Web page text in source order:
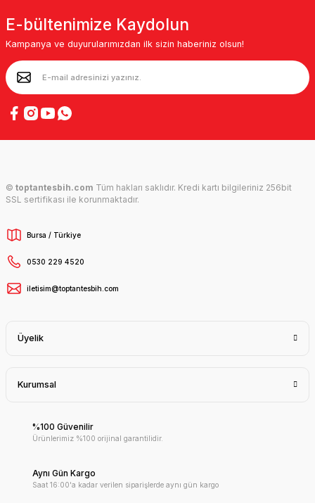
E-bültenimize Kaydolun
Kampanya ve duyurularımızdan ilk sizin haberiniz olsun!
© toptantesbih.com Tüm hakları saklıdır. Kredi kartı bilgileriniz 256bit
SSL sertifikası ile korunmaktadır.
Bursa / Türkiye
0530 229 4520
iletisim@toptantesbih.com
Üyelik
Kurumsal
%100 Güvenilir
Ürünlerimiz %100 orijinal garantilidir.
Aynı Gün Kargo
Saat 16:00'a kadar verilen siparişlerde aynı gün kargo